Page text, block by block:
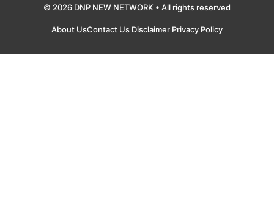
© 2026 DNP NEW NETWORK • All rights reserved
About UsContact Us Disclaimer Privacy Policy